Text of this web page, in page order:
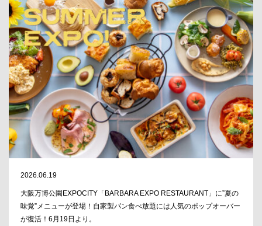
2026.06.19
大阪万博公園EXPOCITY「BARBARA EXPO RESTAURANT」に”夏の
味覚”メニューが登場！自家製パン食べ放題には人気のポップオーバー
が復活！6月19日より。